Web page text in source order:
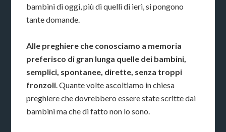
bambini di oggi, più di quelli di ieri, si pongono
tante domande.
Alle preghiere che conosciamo a memoria
preferisco di gran lunga quelle dei bambini,
semplici, spontanee, dirette, senza troppi
fronzoli. Quante volte ascoltiamo in chiesa
preghiere che dovrebbero essere state scritte dai
bambini ma che di fatto non lo sono.